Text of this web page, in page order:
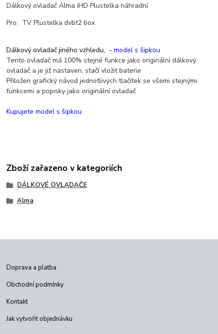
Dálkový ovladač Alma iHD Plustelka náhradní
Pro: TV Plustelka dvbt2 box
Dálkový ovladač jiného vzhledu, -model s šipkou
Tento ovladač má 100% stejné funkce jako originální dálkový
ovladač a je již nastaven, stačí vložit baterie
Přiložen grafický návod jednotlivých tlačítek se všemi stejnými
funkcemi a popisky jako originální ovladač
Kupujete model s šipkou
Zboží zařazeno v kategoriích
DÁLKOVÉ OVLADAČE
Alma
Doprava a platba
Obchodní podmínky
Kontakt
Jak vytvořit objednávku